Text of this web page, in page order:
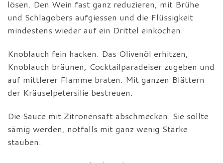
lösen. Den Wein fast ganz reduzieren, mit Brühe
und Schlagobers aufgiessen und die Flüssigkeit
mindestens wieder auf ein Drittel einkochen.
Knoblauch fein hacken. Das Olivenöl erhitzen,
Knoblauch bräunen, Cocktailparadeiser zugeben und
auf mittlerer Flamme braten. Mit ganzen Blättern
der Kräuselpetersilie bestreuen.
Die Sauce mit Zitronensaft abschmecken. Sie sollte
sämig werden, notfalls mit ganz wenig Stärke
stauben.